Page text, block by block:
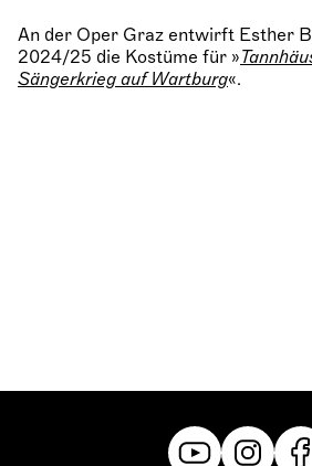
An der Oper Graz entwirft Esther
2024/25 die Kostüme für »
Sängerkrieg auf Wartburg«.